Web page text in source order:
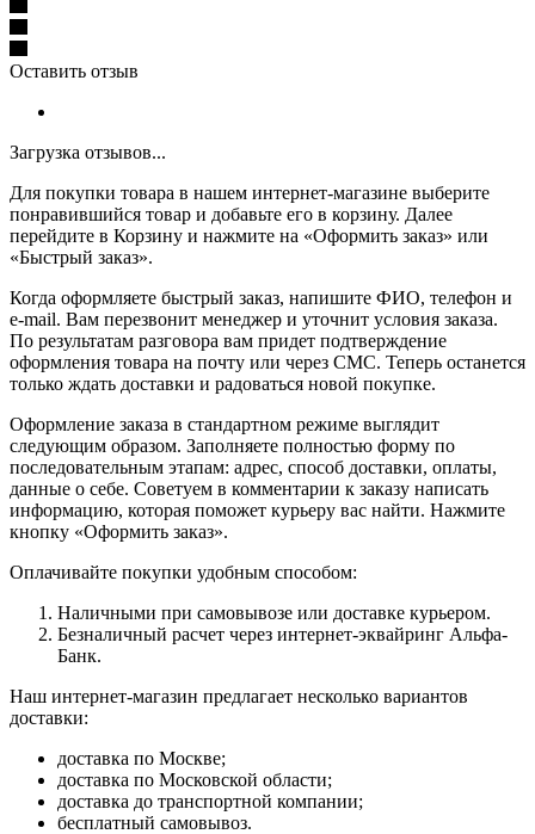
Оставить отзыв
Загрузка отзывов...
Для покупки товара в нашем интернет-магазине выберите
понравившийся товар и добавьте его в корзину. Далее
перейдите в Корзину и нажмите на «Оформить заказ» или
«Быстрый заказ».
Когда оформляете быстрый заказ, напишите ФИО, телефон и
e-mail. Вам перезвонит менеджер и уточнит условия заказа.
По результатам разговора вам придет подтверждение
оформления товара на почту или через СМС. Теперь останется
только ждать доставки и радоваться новой покупке.
Оформление заказа в стандартном режиме выглядит
следующим образом. Заполняете полностью форму по
последовательным этапам: адрес, способ доставки, оплаты,
данные о себе. Советуем в комментарии к заказу написать
информацию, которая поможет курьеру вас найти. Нажмите
кнопку «Оформить заказ».
Оплачивайте покупки удобным способом:
Наличными при самовывозе или доставке курьером.
Безналичный расчет через интернет-эквайринг Альфа-
Банк.
Наш интернет-магазин предлагает несколько вариантов
доставки:
доставка по Москве;
доставка по Московской области;
доставка до транспортной компании;
бесплатный самовывоз.